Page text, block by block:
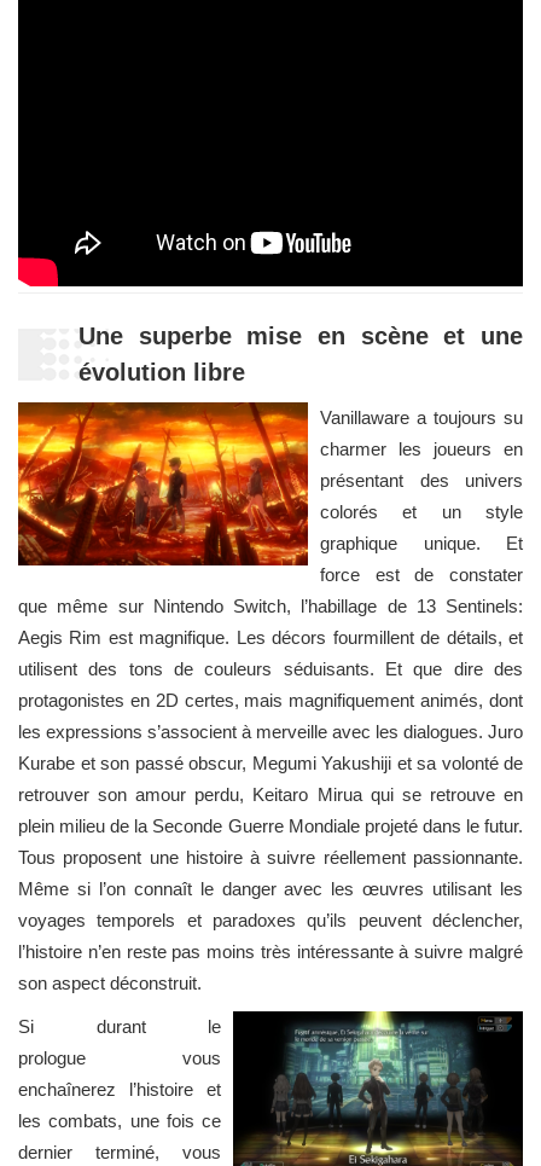
Une superbe mise en scène et une
évolution libre
Vanillaware a toujours su
charmer les joueurs en
présentant des univers
colorés et un style
graphique unique. Et
force est de constater
que même sur Nintendo Switch, l’habillage de 13 Sentinels:
Aegis Rim est magnifique. Les décors fourmillent de détails, et
utilisent des tons de couleurs séduisants. Et que dire des
protagonistes en 2D certes, mais magnifiquement animés, dont
les expressions s’associent à merveille avec les dialogues. Juro
Kurabe et son passé obscur, Megumi Yakushiji et sa volonté de
retrouver son amour perdu, Keitaro Mirua qui se retrouve en
plein milieu de la Seconde Guerre Mondiale projeté dans le futur.
Tous proposent une histoire à suivre réellement passionnante.
Même si l’on connaît le danger avec les œuvres utilisant les
voyages temporels et paradoxes qu’ils peuvent déclencher,
l’histoire n’en reste pas moins très intéressante à suivre malgré
son aspect déconstruit.
Si durant le
prologue vous
enchaînerez l’histoire et
les combats, une fois ce
dernier terminé, vous